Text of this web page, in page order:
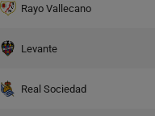
Rayo Vallecano
Levante
Real Sociedad